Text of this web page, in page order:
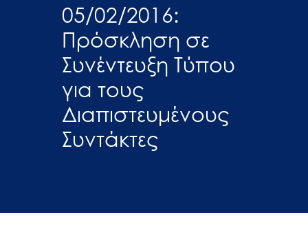
05/02/2016:
Πρόσκληση σε
Συνέντευξη Τύπου
για τους
Διαπιστευμένους
Συντάκτες